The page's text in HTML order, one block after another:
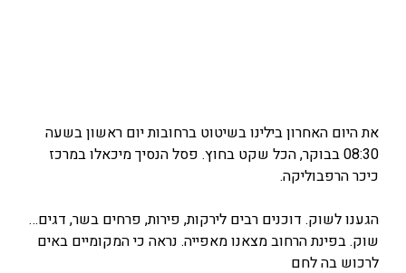
את היום האחרון בילינו בשיטוט ברחובות יום ראשון בשעה
08:30 בבוקר, הכל שקט בחוץ. פסל הנסיך מיכאלו במרכז
כיכר הרפבוליקה.
הגענו לשוק. דוכנים רבים לירקות, פירות, פרחים בשר, דגים…
שוק. בפינת הרחוב מצאנו מאפייה. נראה כי המקומיים באים
לרכוש בה לחם